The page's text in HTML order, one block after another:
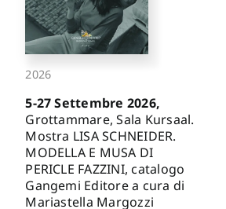
2026
5-27 Settembre 2026,
Grottammare, Sala Kursaal.
Mostra LISA SCHNEIDER.
MODELLA E MUSA DI
PERICLE FAZZINI, catalogo
Gangemi Editore a cura di
Mariastella Margozzi